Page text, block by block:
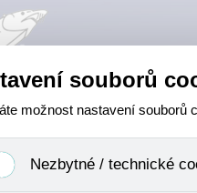
souborů
možnost nastavení souborů
Nezbytné / technické